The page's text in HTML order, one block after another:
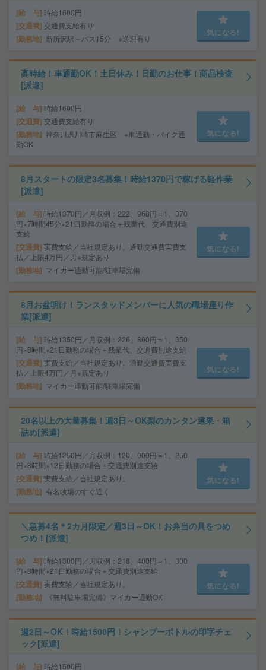
給 与 時給1600円
交通費 交通費支給有り
勤務地 新所沢駅～バス15分 ※送迎有り
気になる!
高時給！車通勤OK！土日休み！日勤のお仕事！商品検査
[派遣]
給 与 時給1600円
交通費 交通費支給有り
勤務地 神奈川県川崎市麻生区 ※車通勤・バイク通
勤OK
気になる!
8月スタートの限定3名募集！時給1370円で稼げる軽作業
[派遣]
給 与 時給1370円／月収例：222、968円＝1、370
円×7時間45分×21日勤務の場合＋残業代、交通費別途
支給
交通費 実費支給／当社規定あり。通勤交通費実費支
払／上限4万円／月※規定あり
勤務地 マイカー通勤可能/駐車場完備
気になる!
8月お盆明け！ランスタッドメンバーに人気の職場座り作
業[派遣]
給 与 時給1350円／月収例：226、800円＝1、350
円×8時間×21日勤務の場合＋残業代、交通費別途支給
交通費 実費支給／当社規定あり。通勤交通費実費支
払／上限4万円／月※規定あり
勤務地 マイカー通勤可能/駐車場完備
気になる!
20名以上の大量募集！週3日～OK梨のカンタン選果・箱
詰め[派遣]
給 与 時給1250円／月収例：120、000円＝1、250
円×8時間×12日勤務の場合＋交通費別途支給
交通費 実費支給／当社規定あり。
勤務地 有名牧場のすぐ近く
気になる!
＼急募4名＊2カ月限定／週3日～OK！お弁当の具をつめ
つめ！[派遣]
給 与 時給1300円／月収例：218、400円＝1、300
円×8時間×21日勤務の場合＋交通費別途支給
交通費 実費支給／当社規定あり。
勤務地 《無料駐車場完備》マイカー通勤OK
気になる!
週2日～OK！時給1500円！シャンプーボトルの印字チェ
ック[派遣]
給 与 時給1500円